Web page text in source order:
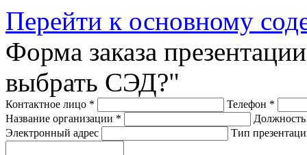
Перейти к основному
Форма заказа
выбрать СЭД?"
Контактное лицо * Телефон *
Название организации *
Электронный адрес
Тип